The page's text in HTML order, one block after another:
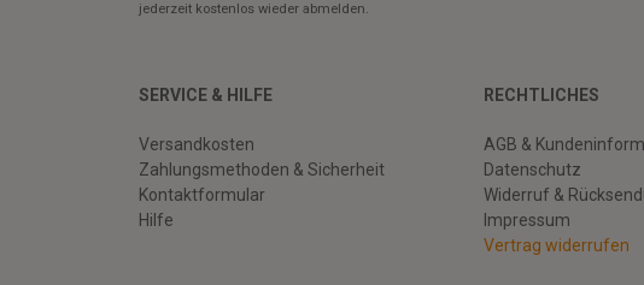
jederzeit kostenlos wieder abmelden.
SERVICE & HILFE
Versandkosten
Zahlungsmethoden & Sicherheit
Kontaktformular
Hilfe
RECHTLICHES
AGB &
Datenschutz
Widerruf &
Impressum
Vertrag widerrufen